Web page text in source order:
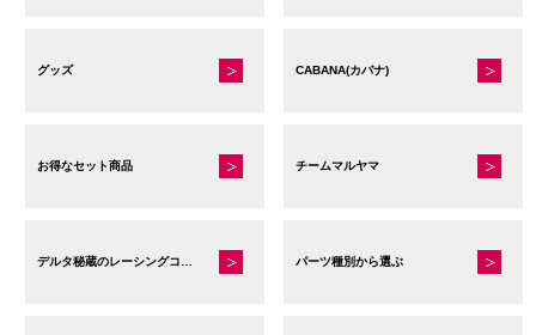
グッズ CABANA(カバナ)
お得なセット商品 チームマルヤマ
パーツ種別から選ぶ